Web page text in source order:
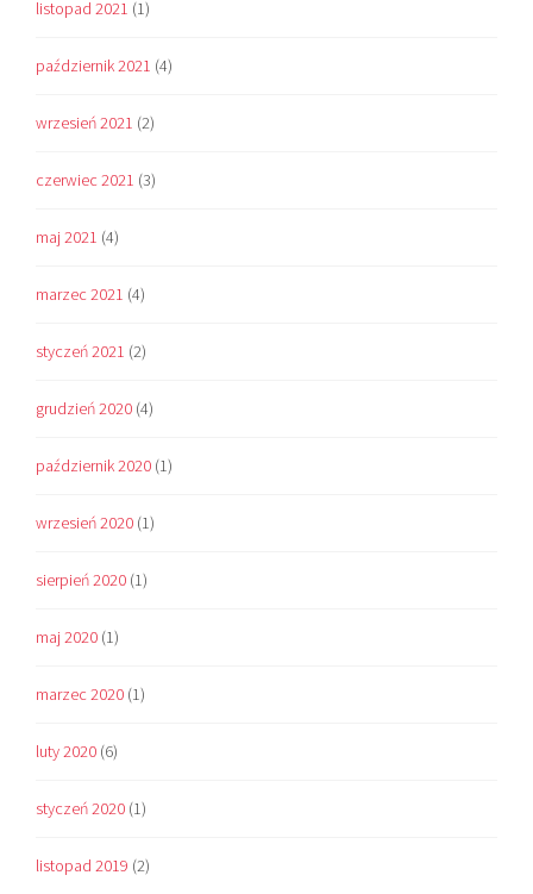
listopad 2021 (1)
październik 2021 (4)
wrzesień 2021 (2)
czerwiec 2021 (3)
maj 2021 (4)
marzec 2021 (4)
styczeń 2021 (2)
grudzień 2020 (4)
październik 2020 (1)
wrzesień 2020 (1)
sierpień 2020 (1)
maj 2020 (1)
marzec 2020 (1)
luty 2020 (6)
styczeń 2020 (1)
listopad 2019 (2)